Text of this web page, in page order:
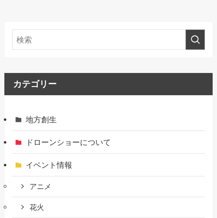
カテゴリー
地方創生
ドローンショーについて
イベント情報
アニメ
花火